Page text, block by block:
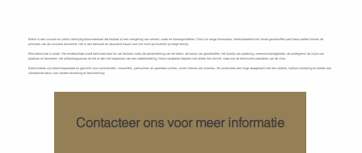
Beton is een circulair en uiterst veelzijdig bouwmateriaal dat bestaat uit een mengeling van cement, water en toeslagmiddelen. Door zijn lange levensduur, herbruikbaarheid en lokale grondstoffen past beton perfect binnen de
principes van de circulaire economie. Het is een bewuste en duurzame keuze voor wie inzet op kwaliteit op lange termijn.
Elke betonvloer is uniek. Het eindresultaat wordt beïnvloed door tal van factoren zoals de samenstelling van het beton, de keuze van grondstoffen, het tijdstip van plaatsing, weersomstandigheden, de ondergrond, de wijze van
plaatsen en bewerken, het uithardingsproces en het al dan niet toepassen van een nabehandeling. Deze variabelen bepalen niet alleen het uitzicht, maar ook de technische prestaties van de vloer.
Betonvloeren zijn breed toepasbaar en geschikt voor commerciële-, industriële-, particuliere- en openbare ruimtes, zowel interieur als exterieur. Ze combineren een hoge draagkracht met een strakke, tijdloze uitstraling en bieden een
uitstekende basis voor verdere afwerking en bescherming.
Contacteer ons voor meer informatie